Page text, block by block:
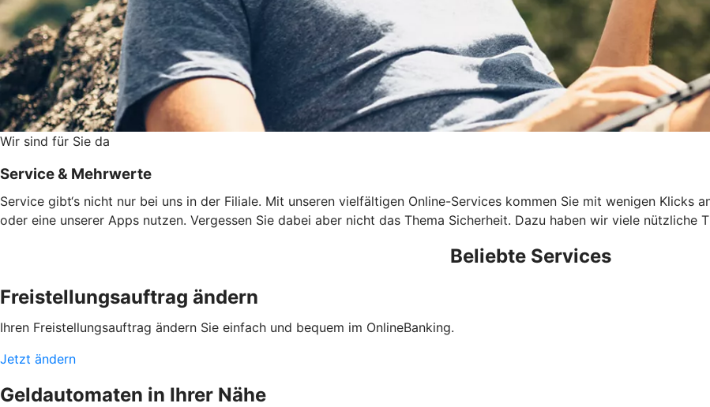
Wir sind für Sie da
Service & Mehrwerte
Service gibt‘s nicht nur bei uns in der Filiale. Mit unseren vielfältigen Online-Services kommen Sie mit wenigen Klicks
oder eine unserer Apps nutzen. Vergessen Sie dabei aber nicht das Thema Sicherheit. Dazu haben wir viele nützliche
Beliebte Services
Freistellungsauftrag ändern
Ihren Freistellungsauftrag ändern Sie einfach und bequem im OnlineBanking.
Jetzt ändern
Geldautomaten in Ihrer Nähe